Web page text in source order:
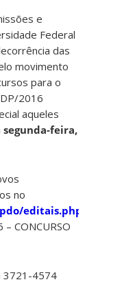
e
Federal
das
movimento
para o
2016
aqueles
segunda-feira,
no
editais.php
CONCURSO
3721-4574